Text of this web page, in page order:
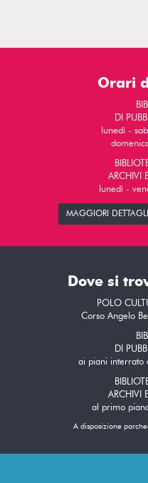
Orari
DI
lunedì -
ARCHIVI
lunedì -
MAGGIORI
Dove si
POLO
Corso Angelo
DI
ai piani interrato
ARCHIVI
al primo
A disposizione